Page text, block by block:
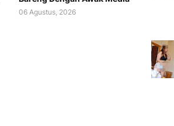
06 Agustus, 2026